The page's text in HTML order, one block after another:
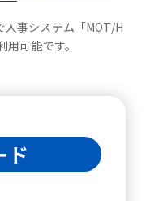
人事システム「MOT/H
可能です。
ド